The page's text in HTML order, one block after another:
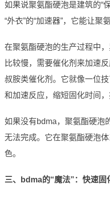
如果说聚氨酯硬泡是建筑的“
“外衣”的“加速器”，它能让聚
在聚氨酯硬泡的生产过程中
比较慢，需要催化剂来加速
叔胺类催化剂。它就像一位
和加速反应，缩短固化时间，
如果没有bdma，聚氨酯硬泡
无法完成。它在聚氨酯硬泡
色。
三、bdma的“魔法”：快速固